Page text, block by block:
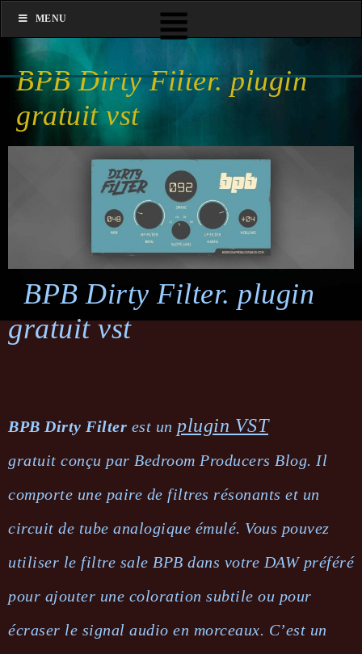
BPB Dirty Filter. plugin
gratuit vst
BPB Dirty Filter. plugin
gratuit vst
BPB Dirty Filter est un plugin VST
gratuit conçu par Bedroom Producers Blog. Il
comporte une paire de filtres résonants et un
circuit de tube analogique émulé. Vous pouvez
utiliser le filtre sale BPB dans votre DAW préféré
pour ajouter une coloration subtile ou pour
écraser le signal audio en morceaux. C’est un
MENU